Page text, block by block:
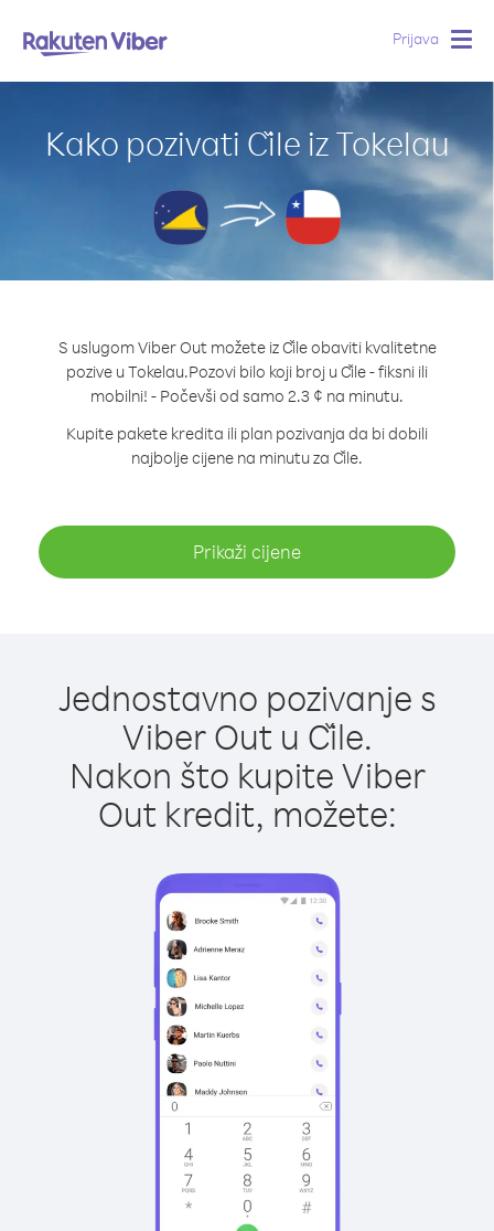
Prijava
Kako pozivati Čile iz Tokelau
S uslugom Viber Out možete iz Čile obaviti kvalitetne
pozive u Tokelau.Pozovi bilo koji broj u Čile - fiksni ili
mobilni! - Počevši od samo 2.3 ¢ na minutu.
Kupite pakete kredita ili plan pozivanja da bi dobili
najbolje cijene na minutu za Čile.
Prikaži cijene
Jednostavno pozivanje s
Viber Out u Čile.
Nakon što kupite Viber
Out kredit, možete: